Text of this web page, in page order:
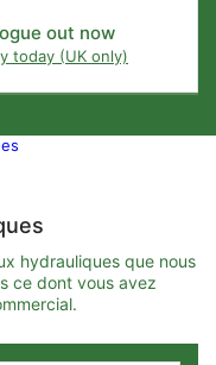
out now
today (UK only)
hydrauliques que nous
ce dont vous avez